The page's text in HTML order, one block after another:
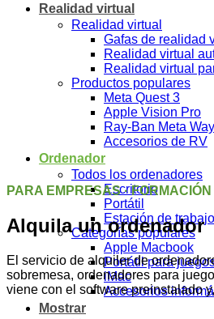
Realidad virtual
Realidad virtual
Gafas de realidad
Realidad virtual
Realidad virtual
Productos populares
Meta Quest 3
Apple Vision Pro
Ray-Ban Meta
Accesorios de RV
Ordenador
Todos los ordenadores
Escritorio
Portátil
Estación de trabajo
Categorías populares
Apple Macbook
Portátil para
iMac
Accesorios
Mostrar
PARA EMPRESAS ·
Alquila un ordenador
El servicio de alquiler de
sobremesa, ordenadores para
viene con el software preinstalado